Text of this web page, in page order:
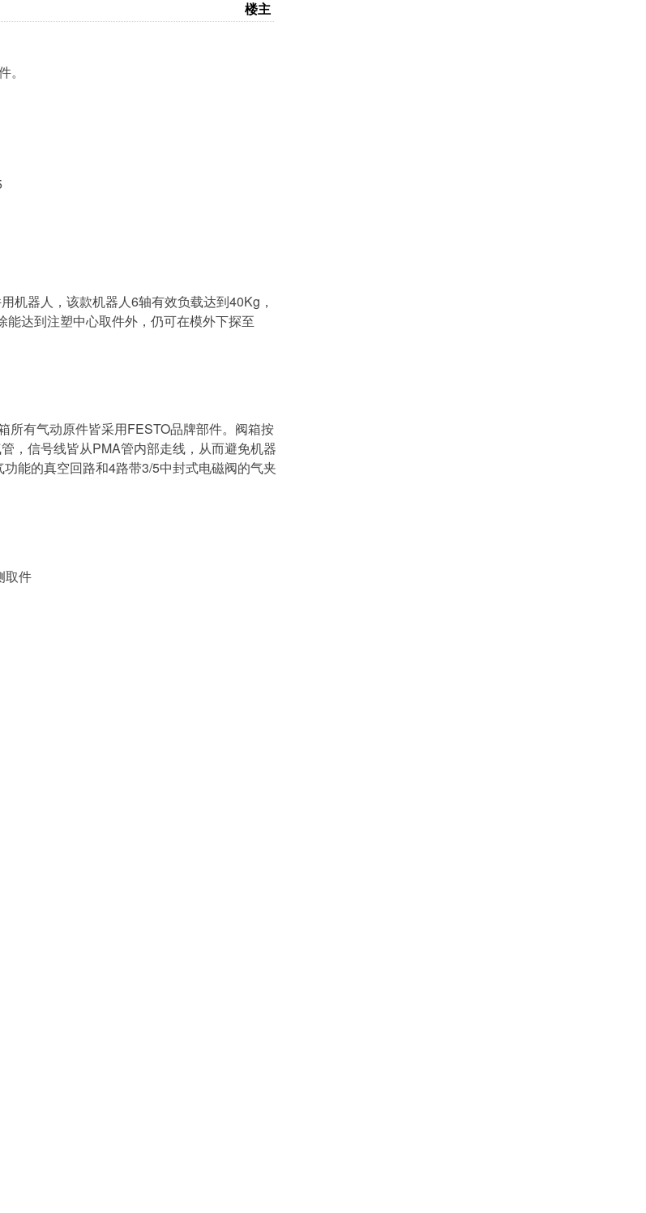
楼主
机器人，该款机器人6轴有效负载达到40Kg，
达到注塑中心取件外，仍可在模外下探至
所有气动原件皆采用FESTO品牌部件。阀箱按
，信号线皆从PMA管内部走线，从而避免机器
能的真空回路和4路带3/5中封式电磁阀的气夹
取件